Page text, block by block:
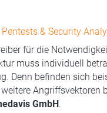
Pentests & Security
für die
muss individuell
Denn befinden sich
Angriffsvektoren
GmbH .